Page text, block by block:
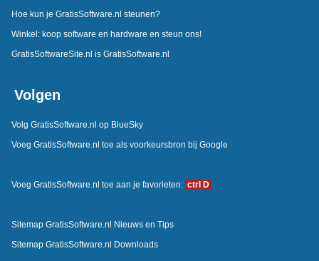
Hoe kun je GratisSoftware.nl steunen?
Winkel: koop software en hardware en steun ons!
GratisSoftwareSite.nl is GratisSoftware.nl
Volgen
Volg GratisSoftware.nl op BlueSky
Voeg GratisSoftware.nl toe als voorkeursbron bij Google
Voeg GratisSoftware.nl toe aan je favorieten: ctrl D
Sitemap GratisSoftware.nl Nieuws en Tips
Sitemap GratisSoftware.nl Downloads